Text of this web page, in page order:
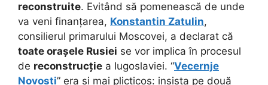
reconstruite. Evitând să pomenească de unde
va veni finanțarea, Konstantin Zatulin,
consilierul primarului Moscovei, a declarat că
toate orașele Rusiei se vor implica în procesul
de reconstrucție a Iugoslaviei. “Vecernje
Novosti” era și mai plicticos: insista pe două